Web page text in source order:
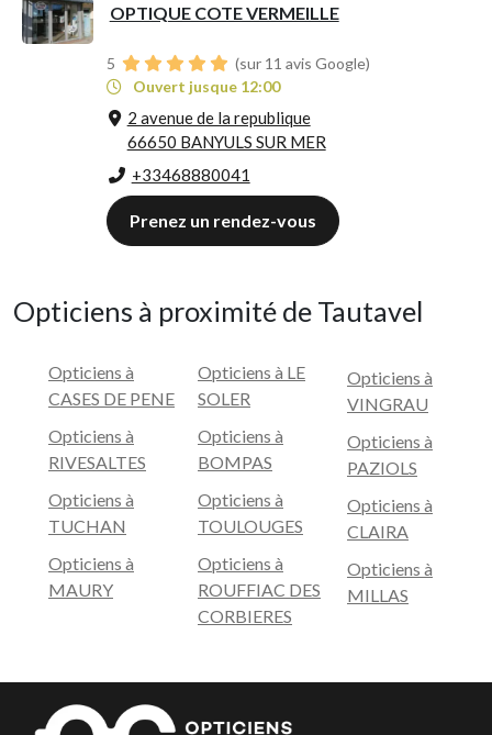
OPTIQUE COTE VERMEILLE
5
(sur 11 avis Google)
Ouvert jusque 12:00
2 avenue de la republique
66650 BANYULS SUR MER
+33468880041
Prenez un rendez-vous
Opticiens à proximité de Tautavel
Opticiens à
CASES DE PENE
Opticiens à
RIVESALTES
Opticiens à
TUCHAN
Opticiens à
MAURY
Opticiens à LE
SOLER
Opticiens à
BOMPAS
Opticiens à
TOULOUGES
Opticiens à
ROUFFIAC DES
CORBIERES
Opticiens à
VINGRAU
Opticiens à
PAZIOLS
Opticiens à
CLAIRA
Opticiens à
MILLAS